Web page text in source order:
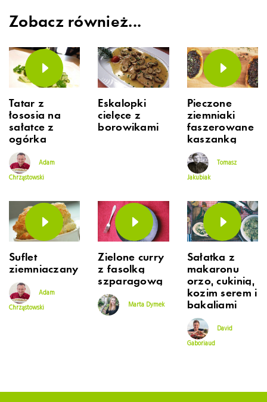
Zobacz również...
Tatar z
łososia na
sałatce z
ogórka
Adam
Chrząstowski
Eskalopki
cielęce z
borowikami
Pieczone
ziemniaki
faszerowane
kaszanką
Tomasz
Jakubiak
Suflet
ziemniaczany
Adam
Chrząstowski
Zielone curry
z fasolką
szparagową
Marta Dymek
Sałatka z
makaronu
orzo, cukinią,
kozim serem i
bakaliami
David
Gaboriaud